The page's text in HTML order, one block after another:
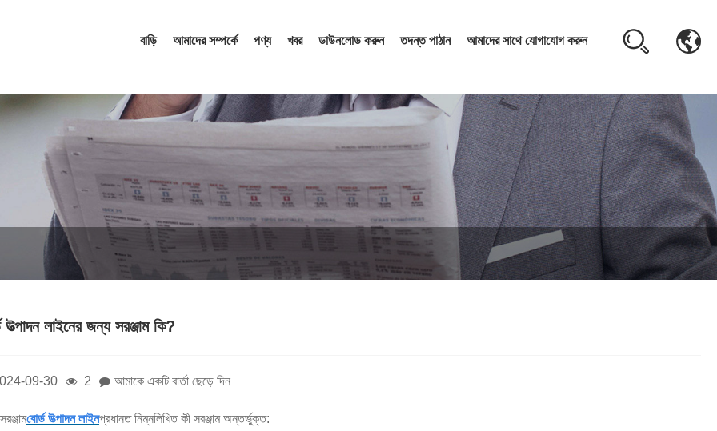
বাড়ি আমাদের সম্পর্কে পণ্য খবর ডাউনলোড করুন তদন্ত পাঠান আমাদের সাথে যোগাযোগ করুন
উত্পাদন লাইনের জন্য সরঞ্জাম কি?
09-30 2 আমাকে একটি বার্তা ছেড়ে দিন
বোর্ড উত্পাদন লাইনপ্রধানত নিম্নলিখিত কী সরঞ্জাম অন্তর্ভুক্ত: